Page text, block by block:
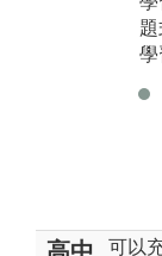
學
可以